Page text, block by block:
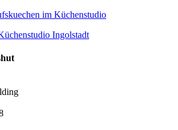
im Küchenstudio
Ingolstadt